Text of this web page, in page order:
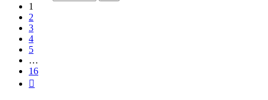
1
2
3
4
5
…
16